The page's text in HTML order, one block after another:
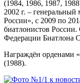
(1984, 1986, 1987,
2002 г. –
России», с 2009 по
биатлонистов
Федерации Биатлона
Награждён орденами
(1988).